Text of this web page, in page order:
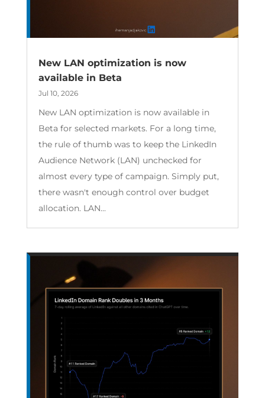
New LAN optimization is now
available in Beta
Jul 10, 2026
New LAN optimization is now available in
Beta for selected markets. For a long time,
the rule of thumb was to keep the LinkedIn
Audience Network (LAN) unchecked for
almost every type of campaign. Simply put,
there wasn't enough control over budget
allocation. LAN...